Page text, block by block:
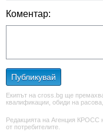
Коментар:
Публикувай
Екипът на cross.bg ще
квалификации, обиди на
Редакцията на Агенция КРОСС
от потребителите.